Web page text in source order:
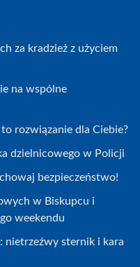
za kradzież z użyciem
na wspólne
rozwiązanie dla Ciebie?
dzielnicowego w Policji
bezpieczeństwo!
w Biskupcu i
weekendu
nietrzeźwy sternik i kara